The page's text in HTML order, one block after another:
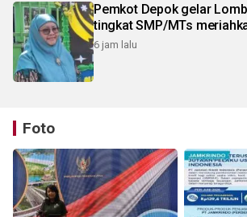
Pemkot Depok gelar
tingkat SMP/MTs
6 jam lalu
Foto